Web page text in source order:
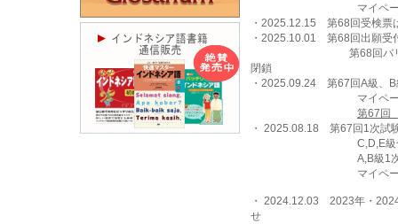
マイページ
・2025.12.15 第68回受検票
・2025.10.01 第68回出願受
第68回バリ島会場実
閉鎖
・2025.09.24 第67回A級、
マイページ
第67回
・ 2025.08.18 第67回1次試
C,D,E級合格者
A,B級1次試験合格
マイページ
・ 2024.12.03 2023年・
せ